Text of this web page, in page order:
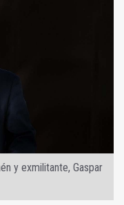
y exmilitante, Gaspar